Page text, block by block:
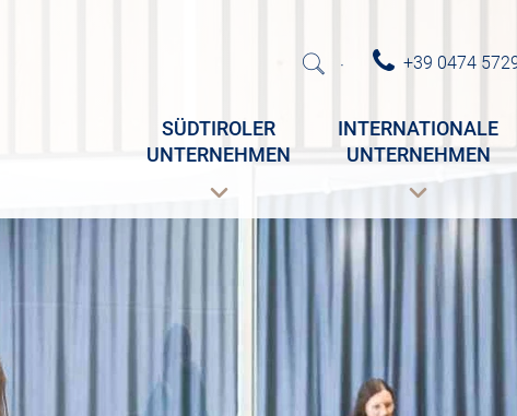
· +39 0474
SÜDTIROLER
UNTERNEHMEN
INTERNATIONALE
UNTERNEHMEN